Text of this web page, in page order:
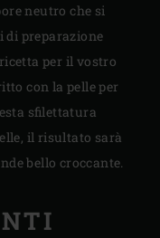
neutro che si
di preparazione
per il vostro
con la pelle per
sfilettatura
il risultato sarà
bello croccante.